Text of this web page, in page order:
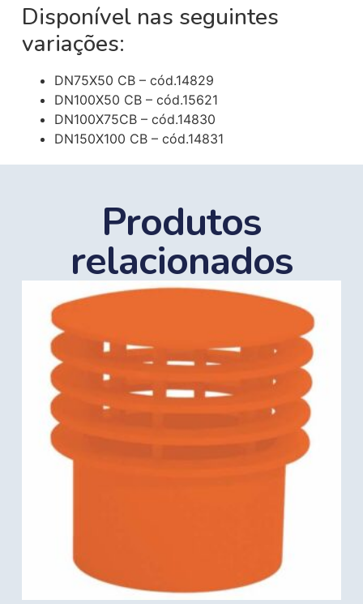
Disponível nas seguintes
variações:
DN75X50 CB – cód.14829
DN100X50 CB – cód.15621
DN100X75CB – cód.14830
DN150X100 CB – cód.14831
Produtos
relacionados